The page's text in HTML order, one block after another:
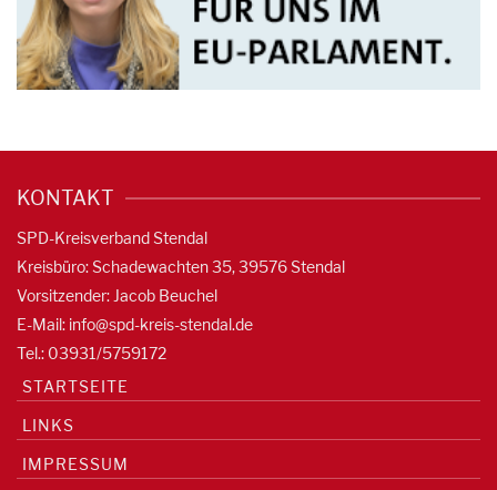
KONTAKT
SPD-Kreisverband Stendal
Kreisbüro: Schadewachten 35, 39576 Stendal
Vorsitzender: Jacob Beuchel
E-Mail: info@spd-kreis-stendal.de
Tel.: 03931/5759172
STARTSEITE
LINKS
IMPRESSUM